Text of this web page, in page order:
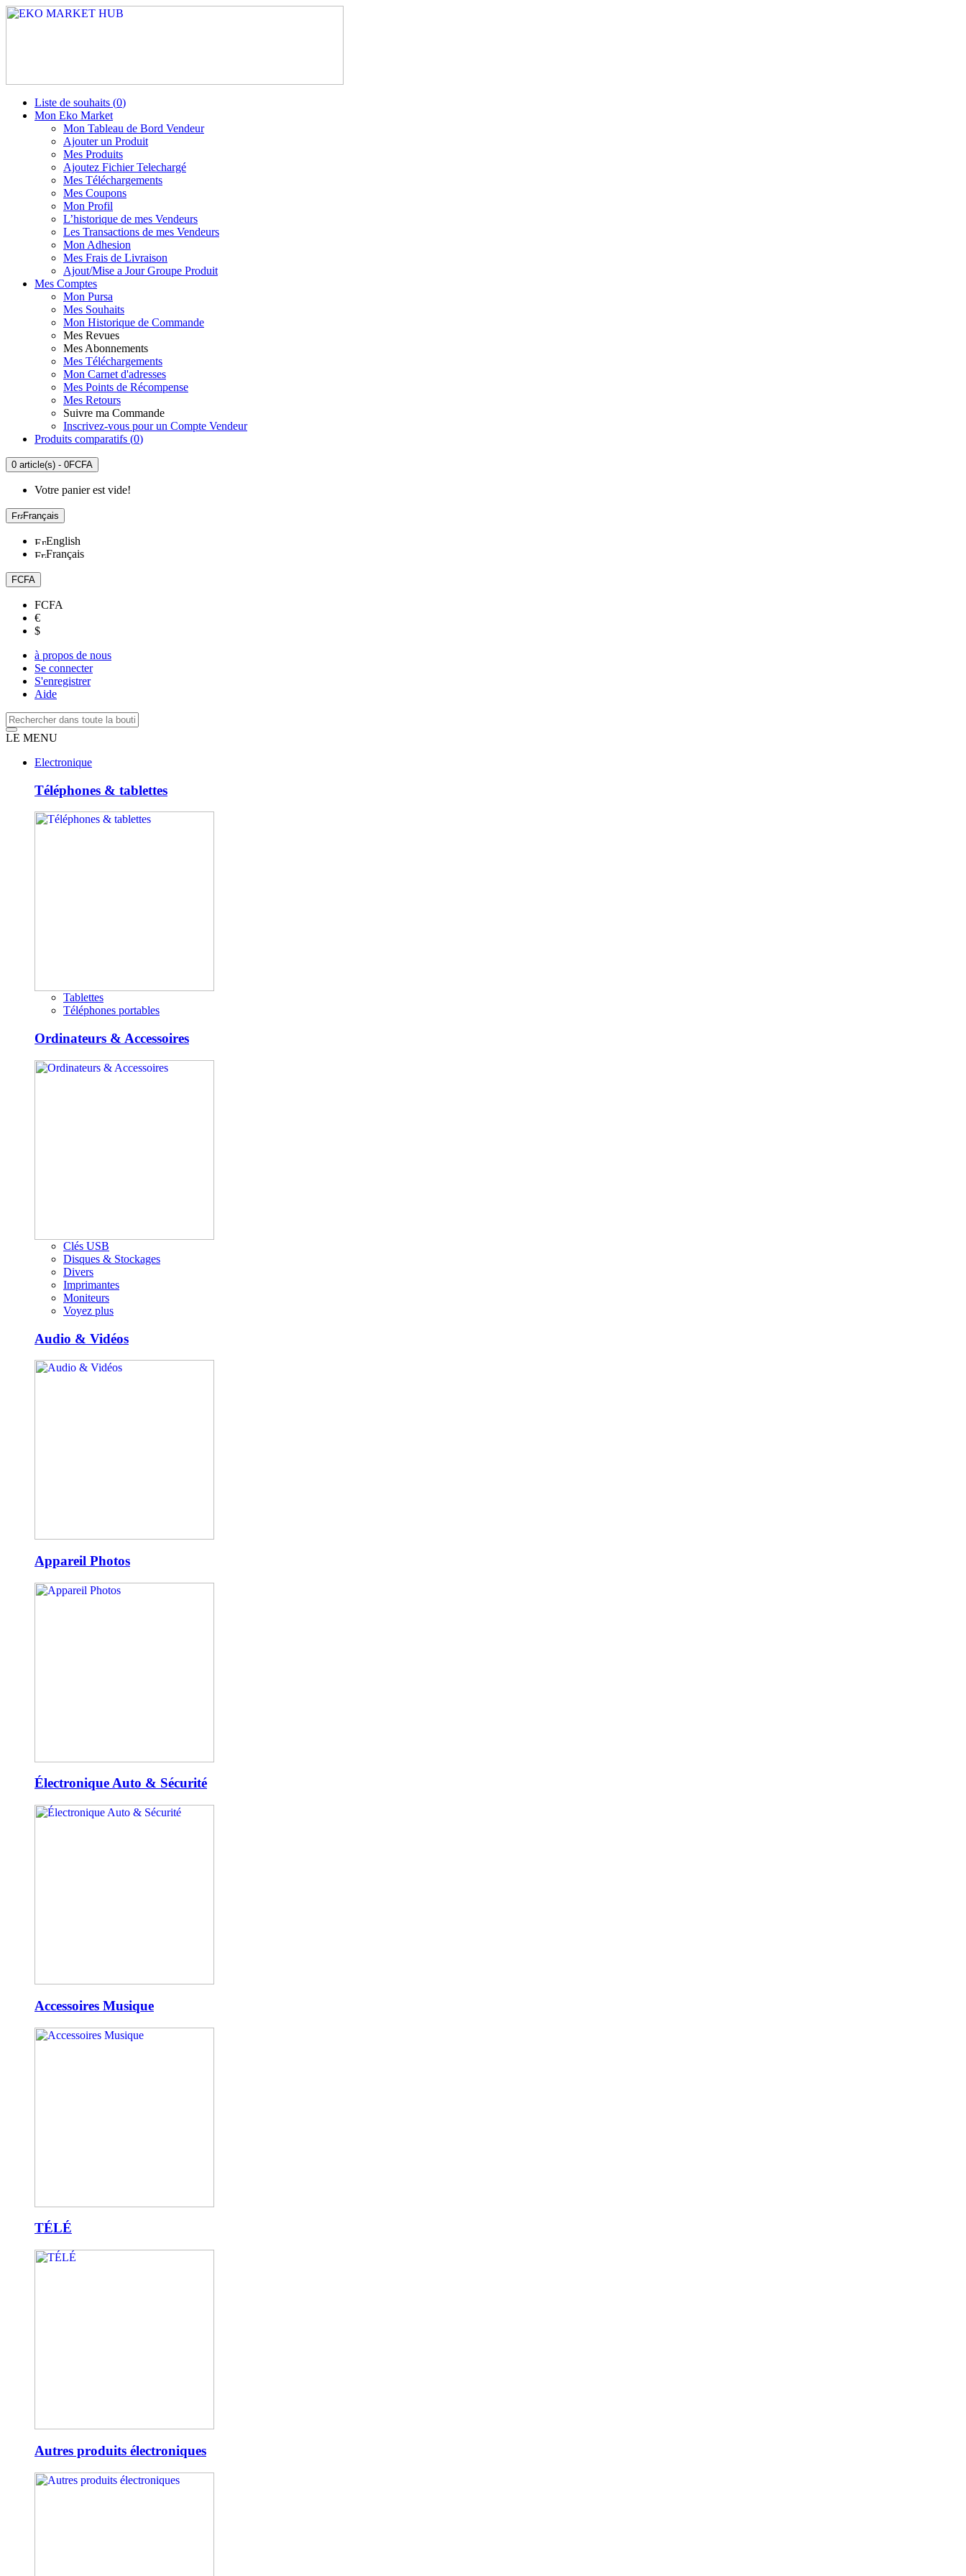
Liste de souhaits (0)
Mon Eko Market
Mon Tableau de Bord Vendeur
Ajouter un Produit
Mes Produits
Ajoutez Fichier Telechargé
Mes Téléchargements
Mes Coupons
Mon Profil
L’historique de mes Vendeurs
Les Transactions de mes Vendeurs
Mon Adhesion
Mes Frais de Livraison
Ajout/Mise a Jour Groupe Produit
Mes Comptes
Mon Pursa
Mes Souhaits
Mon Historique de Commande
Mes Revues
Mes Abonnements
Mes Téléchargements
Mon Carnet d'adresses
Mes Points de Récompense
Mes Retours
Suivre ma Commande
Inscrivez-vous pour un Compte Vendeur
Produits comparatifs (0)
0 article(s) - 0FCFA
Votre panier est vide!
Français
English
Français
FCFA
FCFA
€
$
à propos de nous
Se connecter
S'enregistrer
Aide
LE MENU
Electronique
Téléphones & tablettes
Tablettes
Téléphones portables
Ordinateurs & Accessoires
Clés USB
Disques & Stockages
Divers
Imprimantes
Moniteurs
Voyez plus
Audio & Vidéos
Appareil Photos
Électronique Auto & Sécurité
Accessoires Musique
TÉLÉ
Autres produits électroniques